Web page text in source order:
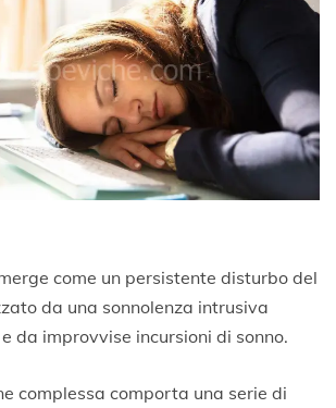
come un persistente disturbo del
da una sonnolenza intrusiva
da improvvise incursioni di sonno.
complessa comporta una serie di